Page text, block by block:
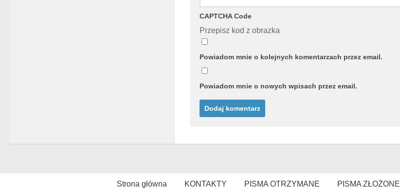
CAPTCHA Code
Przepisz kod z obrazka
Powiadom mnie o kolejnych komentarzach przez email.
Powiadom mnie o nowych wpisach przez email.
Strona główna KONTAKTY PISMA OTRZYMANE PISMA ZŁOŻONE